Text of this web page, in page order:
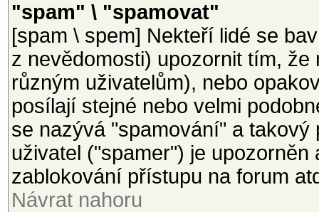
"spam" \ "spamovat"
[spam \ spem] Nekteří lidé se
z nevědomosti) upozornit tím,
různým uživatelům), nebo
posílají stejné nebo velmi
se nazývá "spamování" a
uživatel ("spamer") je
zablokování přístupu na forum
Návrat nahoru